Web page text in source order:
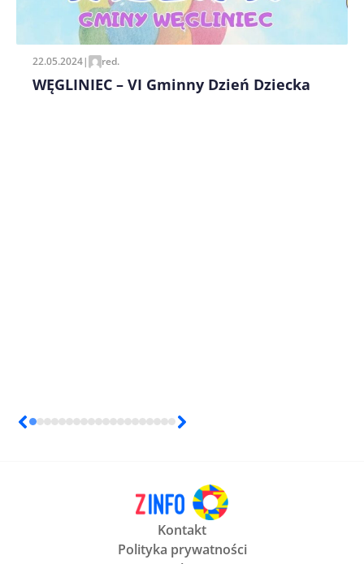
22.05.2024| red.
WĘGLINIEC – VI Gminny Dzień Dziecka
Kontakt
Polityka prywatności